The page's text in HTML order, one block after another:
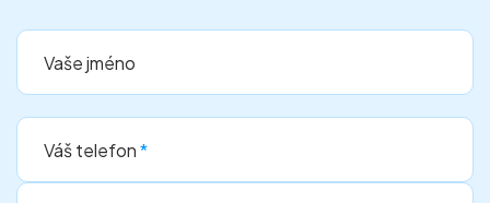
Vaše jméno
Váš telefon*